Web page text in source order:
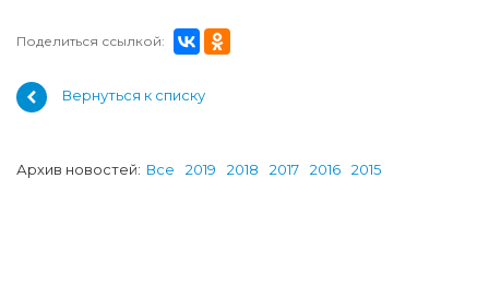
Поделиться ссылкой:
Вернуться к списку
Архив новостей: Все 2019 2018 2017 2016 2015